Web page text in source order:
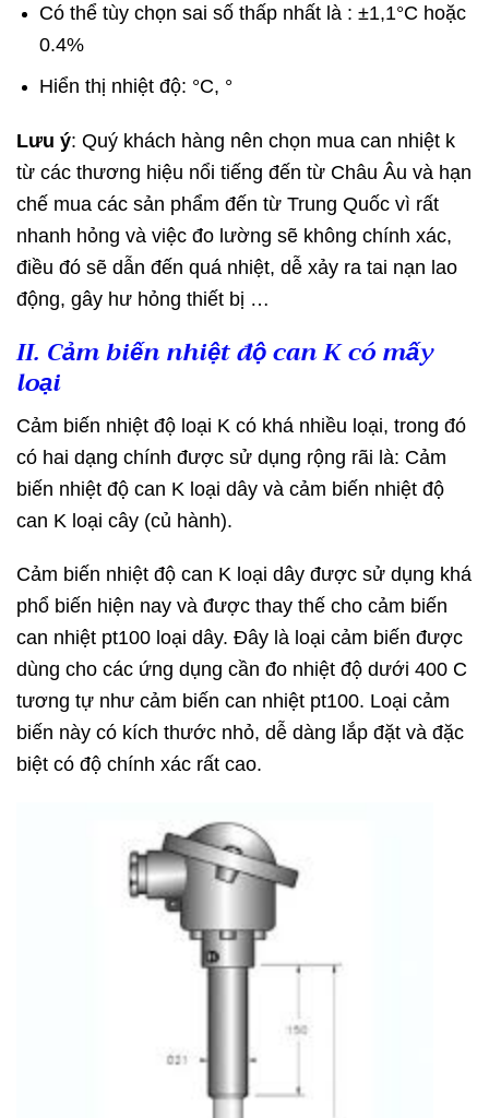
Có thể tùy chọn sai số thấp nhất là : ±1,1°C hoặc
0.4%
Hiển thị nhiệt độ: °C, °
Lưu ý: Quý khách hàng nên chọn mua can nhiệt k
từ các thương hiệu nổi tiếng đến từ Châu Âu và hạn
chế mua các sản phẩm đến từ Trung Quốc vì rất
nhanh hỏng và việc đo lường sẽ không chính xác,
điều đó sẽ dẫn đến quá nhiệt, dễ xảy ra tai nạn lao
động, gây hư hỏng thiết bị …
II. Cảm biến nhiệt độ can K có mấy
loại
Cảm biến nhiệt độ loại K có khá nhiều loại, trong đó
có hai dạng chính được sử dụng rộng rãi là: Cảm
biến nhiệt độ can K loại dây và cảm biến nhiệt độ
can K loại cây (củ hành).
Cảm biến nhiệt độ can K loại dây được sử dụng khá
phổ biến hiện nay và được thay thế cho cảm biến
can nhiệt pt100 loại dây. Đây là loại cảm biến được
dùng cho các ứng dụng cần đo nhiệt độ dưới 400 C
tương tự như cảm biến can nhiệt pt100. Loại cảm
biến này có kích thước nhỏ, dễ dàng lắp đặt và đặc
biệt có độ chính xác rất cao.